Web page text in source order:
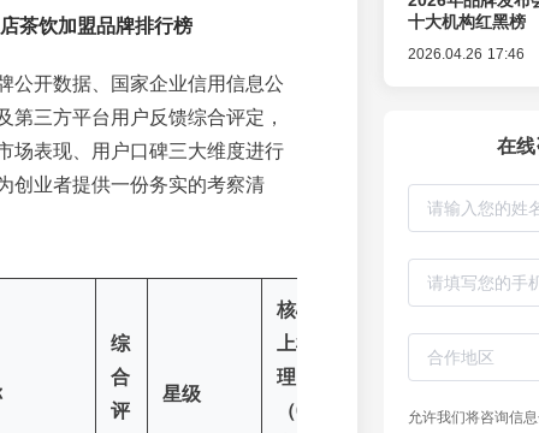
茶饮加盟品牌排行榜
公开数据、国家企业信用信息公
第三方平台用户反馈综合评定，
场表现、用户口碑三大维度进行
创业者提供一份务实的考察清
综
合
评
星级
核心
上榜
理由
（60
十大机构红黑榜
2026.04.26 17:46
在
允许我们将咨询信